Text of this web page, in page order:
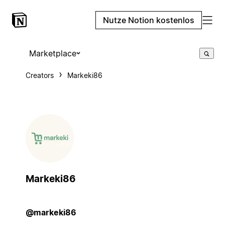
Nutze Notion kostenlos
Marketplace
Creators Markeki86
Markeki86
@markeki86